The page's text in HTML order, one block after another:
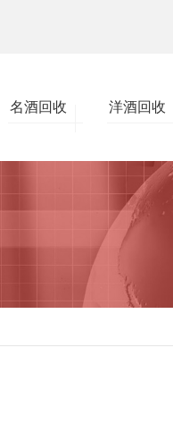
名酒回收 洋酒回收